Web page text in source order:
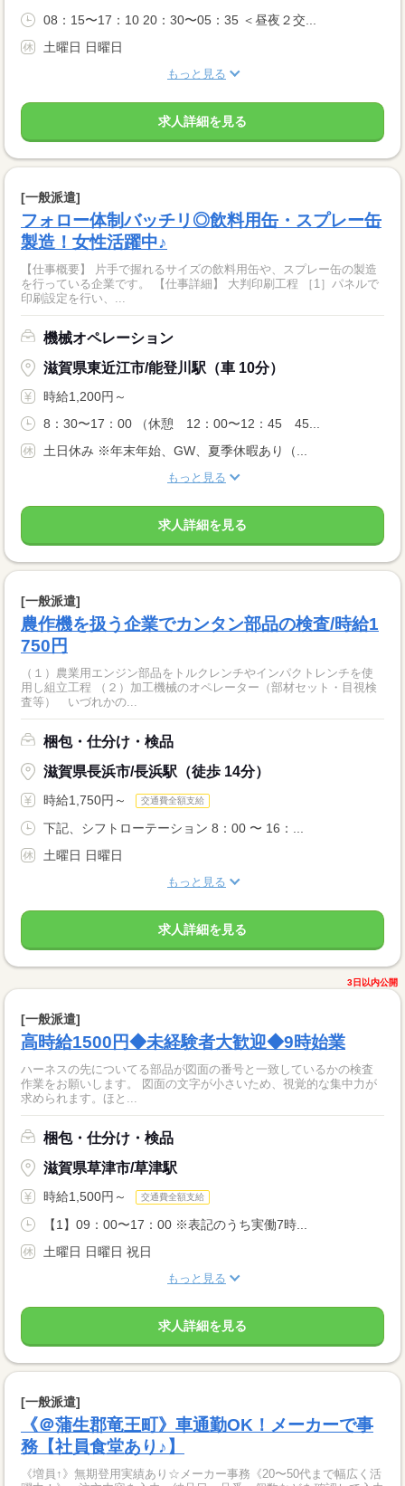
08：15〜17：10 20：30〜05：35 ＜昼夜２交...
土曜日 日曜日
もっと見る
求人詳細を見る
[一般派遣]
フォロー体制バッチリ◎飲料用缶・スプレー缶
製造！女性活躍中♪
【仕事概要】 片手で握れるサイズの飲料用缶や、スプレー缶の製造
を行っている企業です。 【仕事詳細】 大判印刷工程 ［1］パネルで
印刷設定を行い、...
機械オペレーション
滋賀県東近江市/能登川駅（車 10分）
時給1,200円～
8：30〜17：00 （休憩 12：00〜12：45 45...
土日休み ※年末年始、GW、夏季休暇あり（...
もっと見る
求人詳細を見る
[一般派遣]
農作機を扱う企業でカンタン部品の検査/時給1
750円
（１）農業用エンジン部品をトルクレンチやインパクトレンチを使
用し組立工程 （２）加工機械のオペレーター（部材セット・目視検
査等） いづれかの...
梱包・仕分け・検品
滋賀県長浜市/長浜駅（徒歩 14分）
時給1,750円～ 交通費全額支給
下記、シフトローテーション 8：00 〜 16：...
土曜日 日曜日
もっと見る
求人詳細を見る
3日以内公開
[一般派遣]
高時給1500円◆未経験者大歓迎◆9時始業
ハーネスの先についてる部品が図面の番号と一致しているかの検査
作業をお願いします。 図面の文字が小さいため、視覚的な集中力が
求められます。ほと...
梱包・仕分け・検品
滋賀県草津市/草津駅
時給1,500円～ 交通費全額支給
【1】09：00〜17：00 ※表記のうち実働7時...
土曜日 日曜日 祝日
もっと見る
求人詳細を見る
[一般派遣]
《＠蒲生郡竜王町》車通勤OK！メーカーで事
務【社員食堂あり♪】
《増員↑》無期登用実績あり☆メーカー事務《20〜50代まで幅広く活